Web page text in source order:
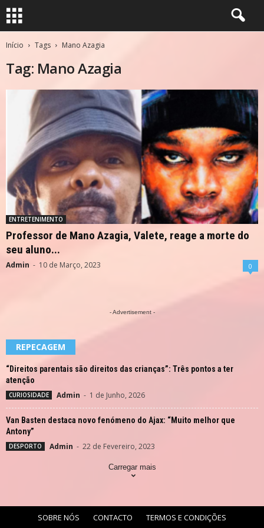
Início Tags Mano Azagia
Tag: Mano Azagia
ENTRETENIMENTO
Professor de Mano Azagia, Valete, reage a morte do
seu aluno...
Admin - 10 de Março, 2023 0
- Advertisement -
REPECAGEM
“Direitos parentais são direitos das crianças”: Três pontos a ter
atenção
CURIOSIDADE Admin - 1 de Junho, 2026
Van Basten destaca novo fenómeno do Ajax: “Muito melhor que
Antony”
DESPORTO Admin - 22 de Fevereiro, 2023
Carregar mais
SOBRE NÓS CONTACTO TERMOS E CONDIÇÕES